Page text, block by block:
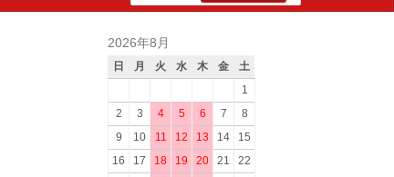
2026年8月
日 月 火 水 木 金
土
1
2
3 4 5 6 7
8
9
10 11 12 13 14
15
16
17 18 19 20 21
22